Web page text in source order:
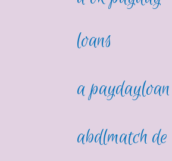
loans
a paydayloan
abdlmatch de